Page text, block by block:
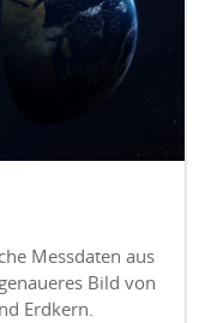
Messdaten aus
Bild von
Erdkern.